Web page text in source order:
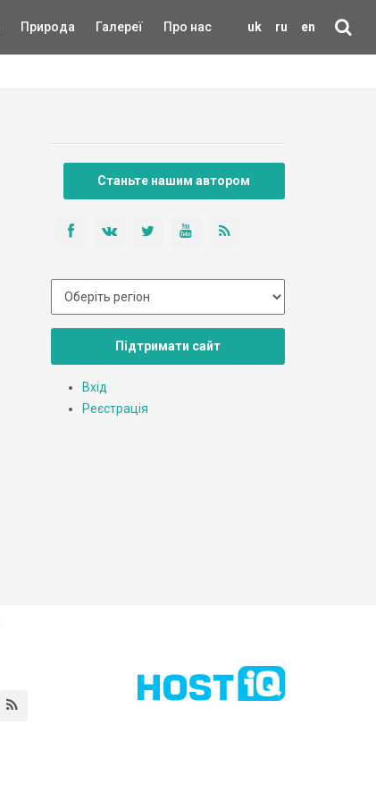
uk ru en
Природа Галереї Про нас
Станьте нашим автором
Підтримати сайт
Вхід
Реєстрація